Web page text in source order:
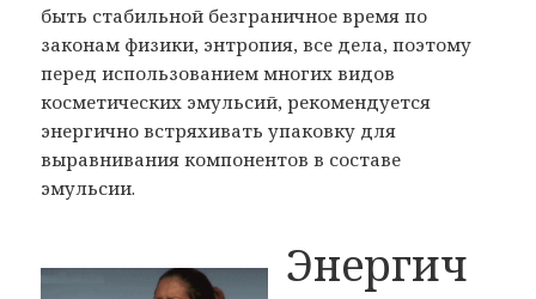
быть стабильной безграничное время по
законам физики, энтропия, все дела, поэтому
перед использованием многих видов
косметических эмульсий, рекомендуется
энергично встряхивать упаковку для
выравнивания компонентов в составе
эмульсии.
Энергич